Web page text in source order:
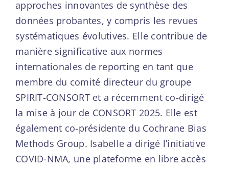
approches innovantes de synthèse des
données probantes, y compris les revues
systématiques évolutives. Elle contribue de
manière significative aux normes
internationales de reporting en tant que
membre du comité directeur du groupe
SPIRIT-CONSORT et a récemment co-dirigé
la mise à jour de CONSORT 2025. Elle est
également co-présidente du Cochrane Bias
Methods Group. Isabelle a dirigé l’initiative
COVID-NMA, une plateforme en libre accès